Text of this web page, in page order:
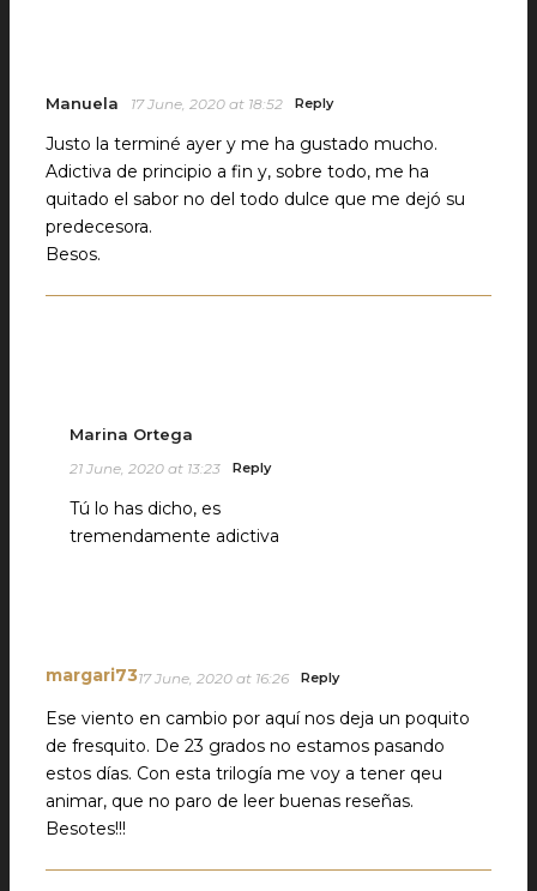
Manuela 17 June, 2020 at 18:52 Reply
Justo la terminé ayer y me ha gustado mucho.
Adictiva de principio a fin y, sobre todo, me ha
quitado el sabor no del todo dulce que me dejó su
predecesora.
Besos.
Marina Ortega
21 June, 2020 at 13:23 Reply
Tú lo has dicho, es
tremendamente adictiva
margari7317 June, 2020 at 16:26 Reply
Ese viento en cambio por aquí nos deja un poquito
de fresquito. De 23 grados no estamos pasando
estos días. Con esta trilogía me voy a tener qeu
animar, que no paro de leer buenas reseñas.
Besotes!!!